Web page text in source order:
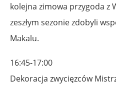
kolejna zimowa przygoda z
zeszłym sezonie zdobyli
Makalu.
16:45-17:00
Dekoracja zwycięzców